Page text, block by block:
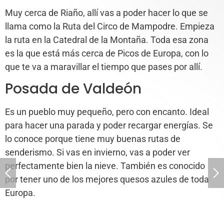
Muy cerca de Riaño, allí vas a poder hacer lo que se
llama como la Ruta del Circo de Mampodre. Empieza
la ruta en la Catedral de la Montaña. Toda esa zona
es la que está más cerca de Picos de Europa, con lo
que te va a maravillar el tiempo que pases por allí.
Posada de Valdeón
Es un pueblo muy pequeño, pero con encanto. Ideal
para hacer una parada y poder recargar energías. Se
lo conoce porque tiene muy buenas rutas de
senderismo. Si vas en invierno, vas a poder ver
perfectamente bien la nieve. También es conocido
por tener uno de los mejores quesos azules de toda
Europa.